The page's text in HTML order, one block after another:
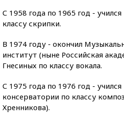
С 1958 года по 1965 год -
классу скрипки.
В 1974 году - окончил
институт (ныне Российская
Гнесиных по классу вокала.
С 1975 года по 1976 год -
консерватории по классу
Хренникова).